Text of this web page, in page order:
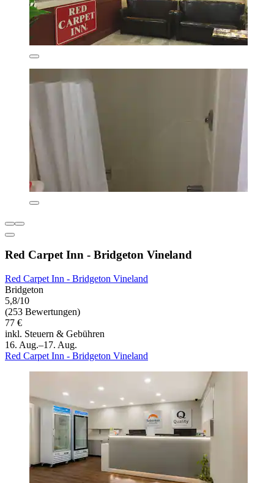
Red Carpet Inn - Bridgeton Vineland
Red Carpet Inn - Bridgeton Vineland
Bridgeton
5,8/10
(253 Bewertungen)
77 €
inkl. Steuern & Gebühren
16. Aug.–17. Aug.
Red Carpet Inn - Bridgeton Vineland